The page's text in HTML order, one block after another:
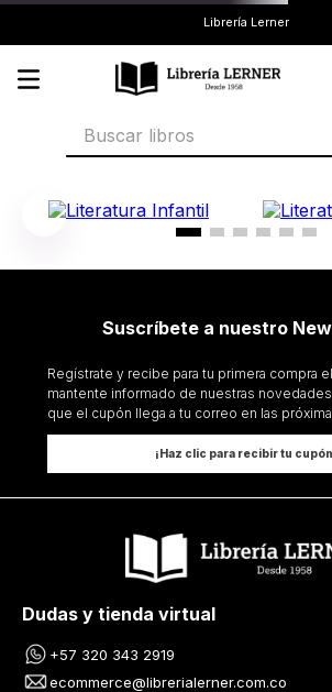
Librería Lerner
Buscar libros
Suscríbete a nuestro
Regístrate y recibe para tu primera compra
mantente informado de nuestras
que el cupón llega a tu correo en las
¡Haz clic para recibir tu
Dudas y tienda virtual
+57 320 343 2919
ecommerce@librerialerner.com.co